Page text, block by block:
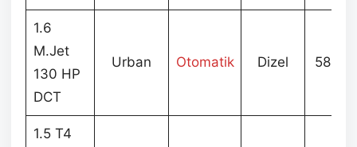
1.6
M.Jet
130 HP
DCT
Urban Otomatik Dizel
1.5 T4